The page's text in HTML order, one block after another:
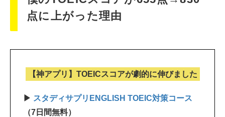
点に上がった理由
【神アプリ】TOEICスコアが劇的に伸びました
▶ スタディサプリENGLISH TOEIC対策コース
（7日間無料）